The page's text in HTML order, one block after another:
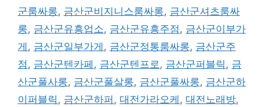
군룸싸롱, 금산군비지니스룸싸롱, 금산군셔츠룸싸
롱, 금산군유흥업소, 금산군유흥주점 , 금산군이부가
게 , 금산군일부가게 , 금산군정통룸싸롱, 금산군주
점 , 금산군텐카페 , 금산군텐프로 , 금산군퍼블릭 , 금
산군풀사롱, 금산군풀살롱, 금산군풀싸롱, 금산군하
이퍼블릭 , 금산군하퍼 , 대전가라오케 , 대전노래방,